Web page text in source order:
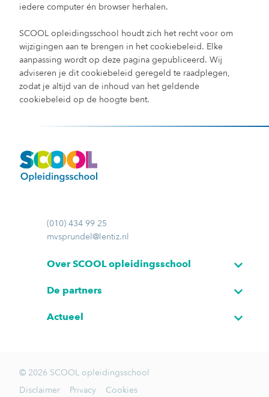
iedere computer én browser herhalen.
SCOOL opleidingsschool houdt zich het recht voor om
wijzigingen aan te brengen in het cookiebeleid. Elke
aanpassing wordt op deze pagina gepubliceerd. Wij
adviseren je dit cookiebeleid geregeld te raadplegen,
zodat je altijd van de inhoud van het geldende
cookiebeleid op de hoogte bent.
(010) 434 99 25
mvsprundel@lentiz.nl
Over SCOOL opleidingsschool
De partners
Actueel
© 2026 SCOOL opleidingsschool
Disclaimer
Privacy Cookies